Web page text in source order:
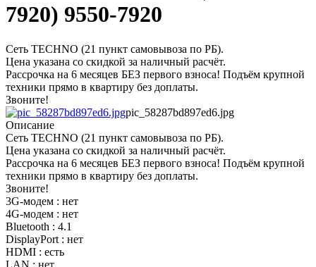
7920) 9550-7920
Сеть TECHNO (21 пункт самовывоза по РБ).
Цена указана со скидкой за наличный расчёт.
Рассрочка на 6 месяцев БЕЗ первого взноса! Подъём крупной
техники прямо в квартиру без доплаты.
Звоните!
pic_58287bd897ed6.jpg
Описание
Сеть TECHNO (21 пункт самовывоза по РБ).
Цена указана со скидкой за наличный расчёт.
Рассрочка на 6 месяцев БЕЗ первого взноса! Подъём крупной
техники прямо в квартиру без доплаты.
Звоните!
3G-модем : нет
4G-модем : нет
Bluetooth : 4.1
DisplayPort : нет
HDMI : есть
LAN : нет